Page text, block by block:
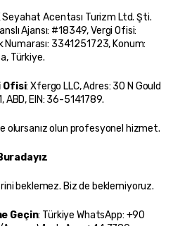
Seyahat Acentası Turizm Ltd. Şti.
Ajansı: #18349, Vergi Ofisi:
Numarası: 3341251723, Konum:
Türkiye.
Ofisi: Xfergo LLC, Adres: 30 N Gould
ABD, EIN: 36-5141789.
olursanız olun profesyonel hizmet.
beklemez. Biz de beklemiyoruz.
Geçin: Türkiye WhatsApp: +90